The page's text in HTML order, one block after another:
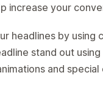
increase your
headlines by using
stand out
and